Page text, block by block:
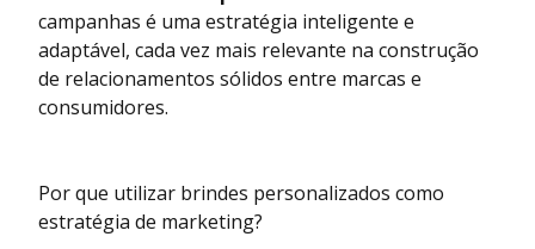
campanhas é uma estratégia inteligente e
adaptável, cada vez mais relevante na construção
de relacionamentos sólidos entre marcas e
consumidores.
Por que utilizar brindes personalizados como
estratégia de marketing?